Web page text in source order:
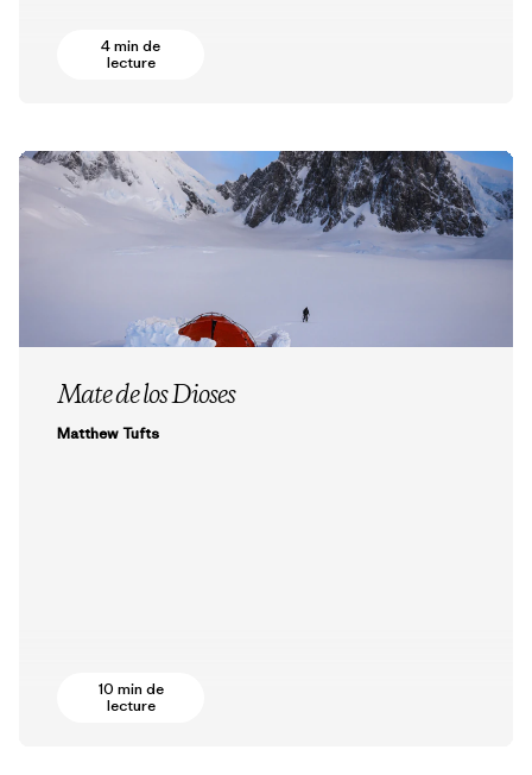
4 min de
lecture
Mate de los Dioses
Matthew Tufts
10 min de
lecture